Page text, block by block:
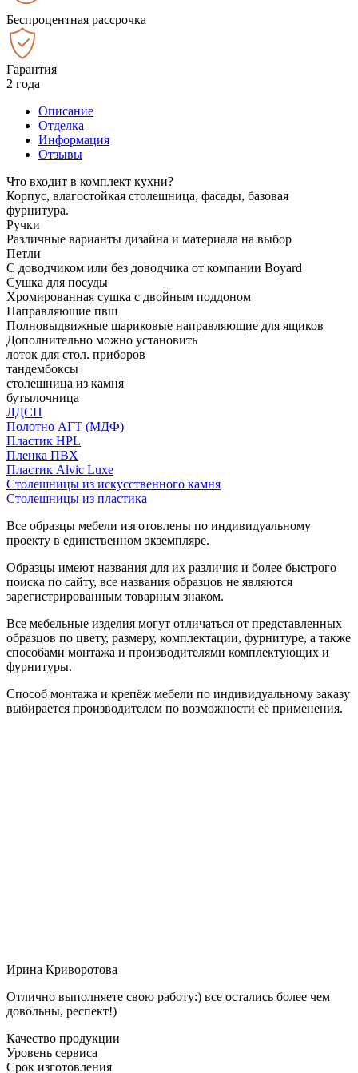
Беспроцентная рассрочка
Гарантия
2 года
Описание
Отделка
Информация
Отзывы
Что входит в комплект кухни?
Корпус, влагостойкая столешница, фасады, базовая
фурнитура.
Ручки
Различные варианты дизайна и материала на выбор
Петли
С доводчиком или без доводчика от компании Boyard
Сушка для посуды
Хромированная сушка с двойным поддоном
Направляющие пвш
Полновыдвижные шариковые направляющие для ящиков
Дополнительно можно установить
лоток для стол. приборов
тандембоксы
столешница из камня
бутылочница
ЛДСП
Полотно АГТ (МДФ)
Пластик HPL
Пленка ПВХ
Пластик Alvic Luxe
Столешницы из искусственного камня
Столешницы из пластика
Все образцы мебели изготовлены по индивидуальному
проекту в единственном экземпляре.
Образцы имеют названия для их различия и более быстрого
поиска по сайту, все названия образцов не являются
зарегистрированным товарным знаком.
Все мебельные изделия могут отличаться от представленных
образцов по цвету, размеру, комплектации, фурнитуре, а также
способами монтажа и производителями комплектующих и
фурнитуры.
Способ монтажа и крепёж мебели по индивидуальному заказу
выбирается производителем по возможности её применения.
Ирина Криворотова
Отлично выполняете свою работу:) все остались более чем
довольны, респект!)
Качество продукции
Уровень сервиса
Срок изготовления